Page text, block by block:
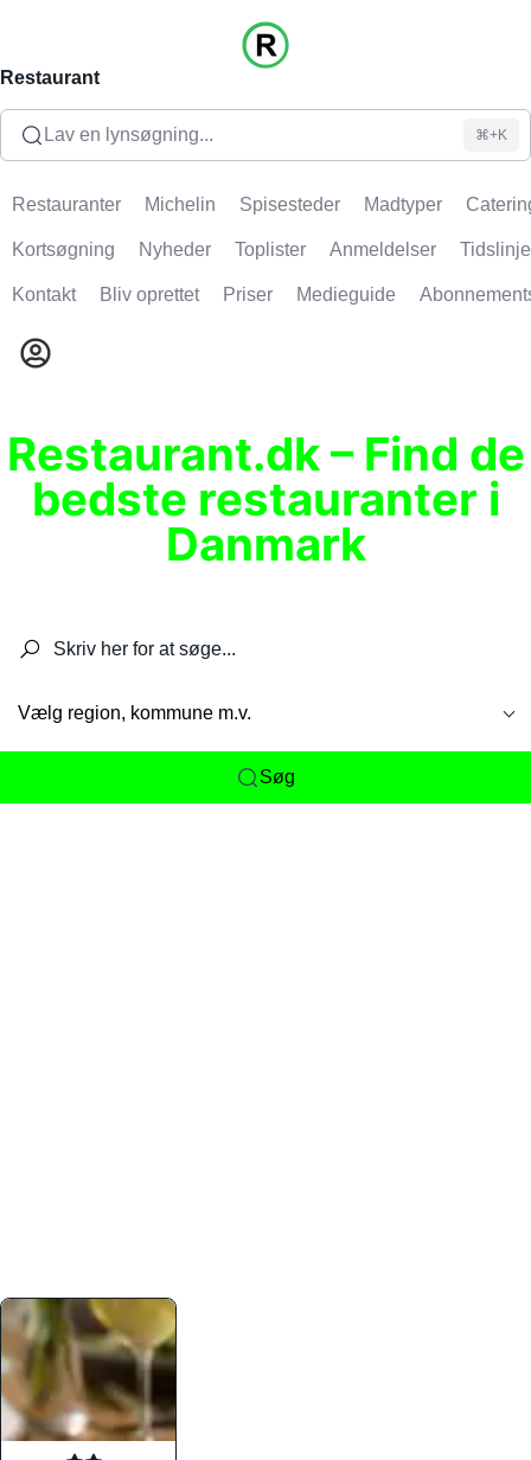
Restaurant
Lav en lynsøgning... ⌘+K
Restauranter Michelin Spisesteder Madtyper
Kortsøgning Nyheder Toplister Anmeldelser Tidslinje
Kontakt Bliv oprettet Priser Medieguide
Restaurant.dk – Find de
bedste restauranter i
Danmark
Vælg region, kommune m.v.
Søg